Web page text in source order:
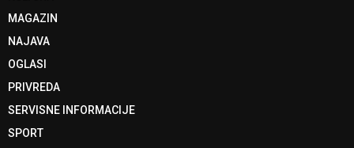
MAGAZIN
NAJAVA
OGLASI
PRIVREDA
SERVISNE INFORMACIJE
SPORT